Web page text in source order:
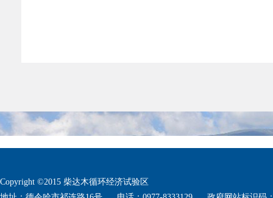
Copyright ©2015 柴达木循环经济试验区